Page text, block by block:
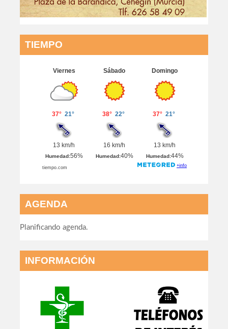
TIEMPO
AGENDA
Planificando agenda.
INFORMACIÓN